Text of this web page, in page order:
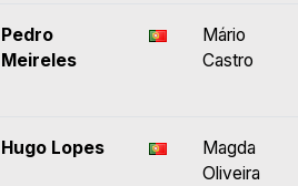
Pedro
Meireles
Mário
Castro
Hugo Lopes
Magda
Oliveira